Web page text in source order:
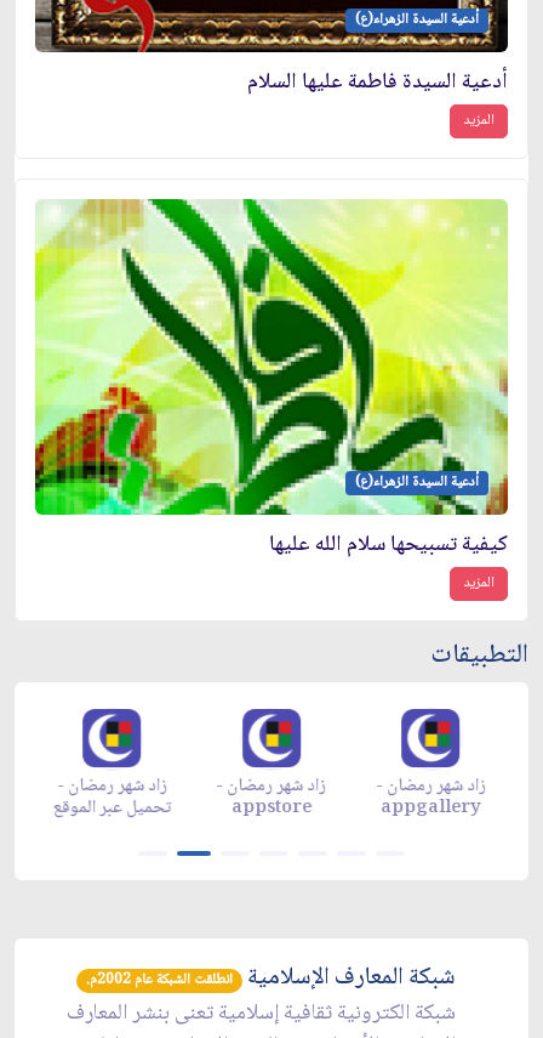
أدعية السيدة الزهراء(ع)
أدعية السيدة فاطمة عليها السلام
المزيد
أدعية السيدة الزهراء(ع)
كيفية تسبيحها سلام الله عليها
المزيد
التطبيقات
زاد شهر رمضان -
تحميل عبر الموقع
زاد شهر رمضان -
appstore
زاد شهر رمضان -
appgallery
شبكة المعارف الإسلامية انطلقت الشبكة عام 2002م.
شبكة الكترونية ثقافية إسلامية تعنى بنشر المعارف